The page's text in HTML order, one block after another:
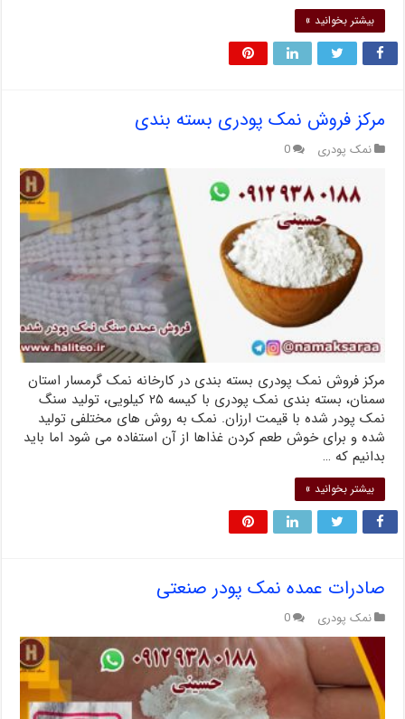
بیشتر بخوانید »
مرکز فروش نمک پودری بسته بندی
نمک پودری 0
مرکز فروش نمک پودری بسته بندی در کارخانه نمک گرمسار استان
سمنان، بسته بندی نمک پودری با کیسه ۲۵ کیلویی، تولید سنگ
نمک پودر شده با قیمت ارزان. نمک به روش های مختلفی تولید
شده و برای خوش طعم کردن غذاها از آن استفاده می شود اما باید
بدانیم که …
بیشتر بخوانید »
صادرات عمده نمک پودر صنعتی
نمک پودری 0